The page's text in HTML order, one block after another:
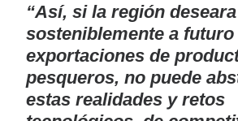
“Así, si la región
sosteniblemente a
exportaciones de
pesqueros, no puede
estas realidades y retos